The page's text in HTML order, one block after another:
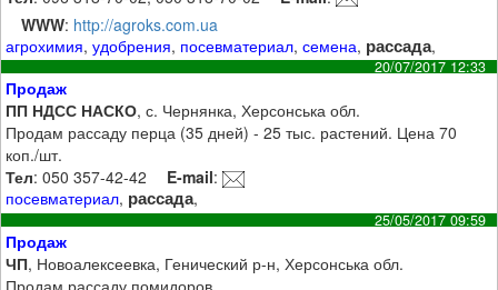
WWW: http://agroks.com.ua
агрохимия,удобрения, посевматериал,семена, рассада,
20/07/2017 12:33
Продаж
ПП НДСС НАСКО, с. Чернянка, Херсонська обл.
Продам рассаду перца (35 дней) - 25 тыс. растений. Цена 70
коп./шт.
Тел: 050 357-42-42 E-mail:
посевматериал, рассада,
25/05/2017 09:59
Продаж
ЧП, Новоалексеевка, Генический р-н, Херсонська обл.
Продам рассаду помидоров.